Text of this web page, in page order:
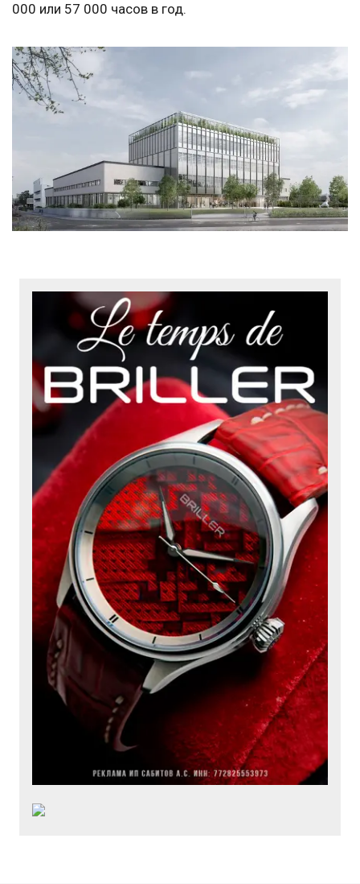
000 или 57 000 часов в год.